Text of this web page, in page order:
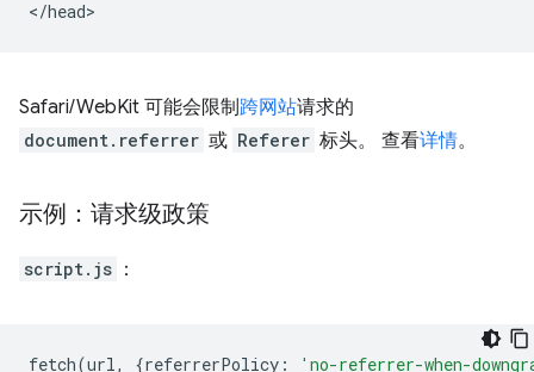
Safari/WebKit 可能会限制跨网站请求的
document.referrer 或 Referer 标头。 查看详情。
示例：请求级政策
script.js ：
fetch(url , {referrerPolicy : 'no-referrer-when-